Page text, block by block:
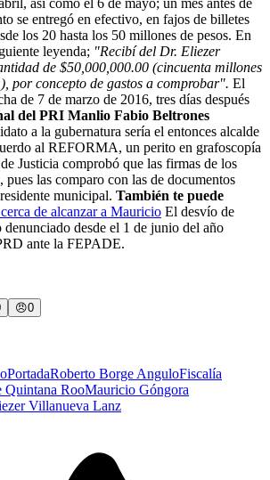
se entregó en efectivo, en fajos de billetes
los 20 hasta los 50 millones de pesos. En
leyenda; "Recibí del Dr. Eliezer
de $50,000,000.00 (cincuenta millones
por concepto de gastos a comprobar". El
de 7 de marzo de 2016, tres días después
del PRI Manlio Fabio Beltrones
a la gubernatura sería el entonces alcalde
al REFORMA, un perito en grafoscopía
Justicia comprobó que las firmas de los
pues las comparo con las de documentos
municipal. También te puede
de alcanzar a Mauricio El desvío de
denunciado desde el 1 de junio del año
ante la FEPADE.
😠0
PortadaRoberto Borge AnguloFiscalía
Quintana RooMauricio Góngora
Villanueva Lanz